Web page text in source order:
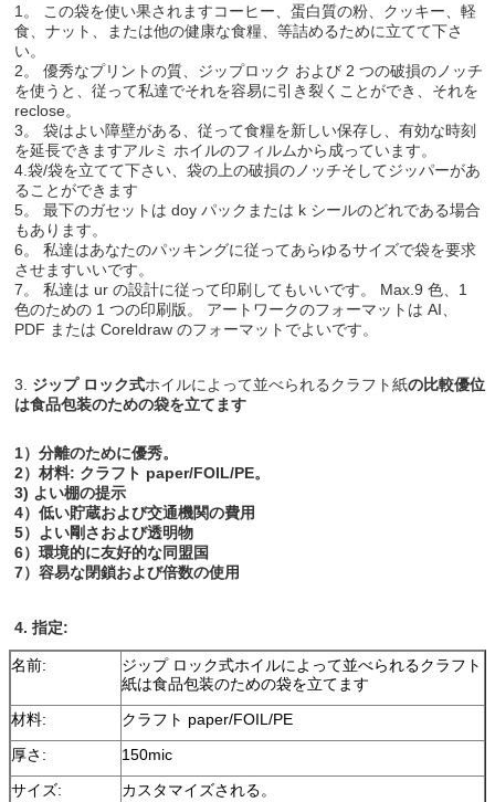
1。 この袋を使い果されますコーヒー、蛋白質の粉、クッキー、軽
食、ナット、または他の健康な食糧、等詰めるために立てて下さ
い。
2。 優秀なプリントの質、ジップロック および 2 つの破損のノッチ
を使うと、従って私達でそれを容易に引き裂くことができ、それを
reclose。
3。 袋はよい障壁がある、従って食糧を新しい保存し、有効な時刻
を延長できますアルミ ホイルのフィルムから成っています。
4.袋/袋を立てて下さい、袋の上の破損のノッチそしてジッパーがあ
ることができます
5。 最下のガセットは doy パックまたは k シールのどれである場合
もあります。
6。 私達はあなたのパッキングに従ってあらゆるサイズで袋を要求
させますいいです。
7。 私達は ur の設計に従って印刷してもいいです。 Max.9 色、1
色のための 1 つの印刷版。 アートワークのフォーマットは AI、
PDF または Coreldraw のフォーマットでよいです。
3. ジップ ロック式ホイルによって並べられるクラフト紙の比較優位
は食品包装のための袋を立てます
1）分離のために優秀。
2）材料: クラフト paper/FOIL/PE。
3) よい棚の提示
4）低い貯蔵および交通機関の費用
5）よい剛さおよび透明物
6）環境的に友好的な同盟国
7）容易な閉鎖および倍数の使用
4. 指定:
名前:
ジップ ロック式ホイルによって並べられるクラフト
紙は食品包装のための袋を立てます
材料:
クラフト paper/FOIL/PE
厚さ:
150mic
サイズ:
カスタマイズされる。